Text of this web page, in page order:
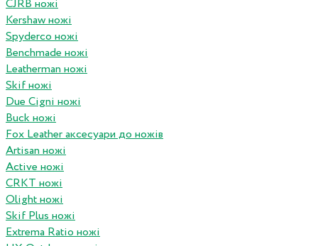
CJRB ножі
Kershaw ножі
Spyderco ножі
Benchmade ножі
Leatherman ножі
Skif ножі
Due Cigni ножі
Buck ножі
Fox Leather аксесуари до ножів
Artisan ножі
Active ножі
CRKT ножі
Olight ножі
Skif Plus ножі
Extrema Ratio ножі